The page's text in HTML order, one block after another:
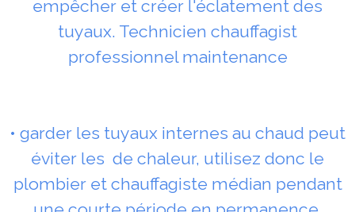
empêcher et créer l'éclatement des
tuyaux. Technicien chauffagist
professionnel maintenance
• garder les tuyaux internes au chaud peut
éviter les de chaleur, utilisez donc le
plombier et chauffagiste médian pendant